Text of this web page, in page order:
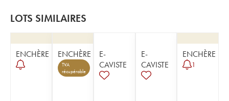
LOTS SIMILAIRES
ENCHÈRE ENCHÈRE
TVA
récupérable
E-
CAVISTE
E-
CAVISTE
ENCHÈRE
1